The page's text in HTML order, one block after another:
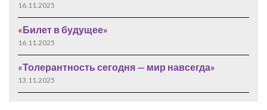
16.11.2025
«Билет в будущее»
16.11.2025
«Толерантность сегодня — мир навсегда»
13.11.2025